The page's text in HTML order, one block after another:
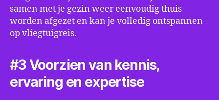
samen met je gezin weer eenvoudig thuis
worden afgezet en kan je volledig ontspannen
op vliegtuigreis.
#3 Voorzien van kennis,
ervaring en expertise